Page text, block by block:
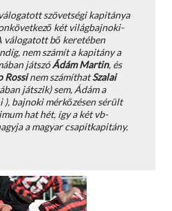
szövetségi kapitánya
két világbajnoki-
válogatott bő keretében
nem számít a kapitány a
játszóÁdám Martin, és
Rossinem számíthatSzalai
játszik) sem, Ádám a
bajnoki mérkőzésen sérült
hat hét, így a két vb-
a magyar csapitkapitány.